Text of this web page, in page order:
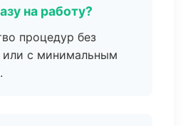
на работу?
процедур без
или с минимальным